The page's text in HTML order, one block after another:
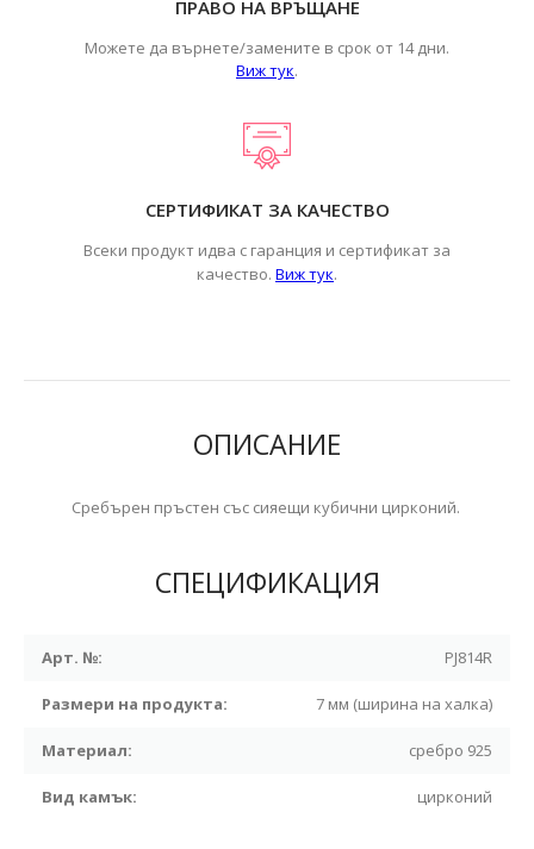
ПРАВО НА ВРЪЩАНЕ
Можете да върнете/замените в срок от 14 дни.
Виж тук.
СЕРТИФИКАТ ЗА КАЧЕСТВО
Всеки продукт идва с гаранция и сертификат за
качество. Виж тук.
ОПИСАНИЕ
Сребърен пръстен със сияещи кубични цирконий.
СПЕЦИФИКАЦИЯ
Арт. №: PJ814R
Размери на продукта: 7 мм (ширина на халка)
Материал: сребро 925
Вид камък: цирконий